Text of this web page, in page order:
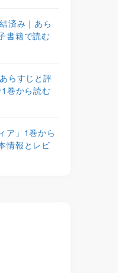
済み｜あら
書籍で読む
らすじと評
巻から読む
ア」1巻から
情報とレビ